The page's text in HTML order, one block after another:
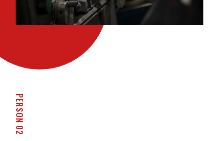
PERSON 02